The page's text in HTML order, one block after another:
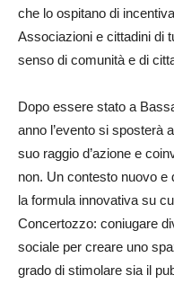
che lo ospitano di
Associazioni e cittadini di
senso di comunità e di
Dopo essere stato a
anno l’evento si sposterà
suo raggio d’azione e
non. Un contesto nuovo e
la formula innovativa su
Concertozzo: coniugare
sociale per creare uno
grado di stimolare sia il